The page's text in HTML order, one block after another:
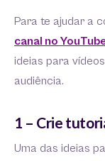
Para te ajudar a
canal no
ideias para
audiência.
1 – Crie
Uma das ideias